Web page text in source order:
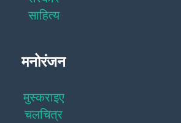
साहित्य
मनोरंजन
मुस्कराइए
चलचित्र